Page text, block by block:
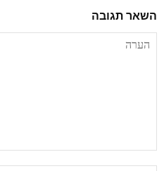
השאר תגובה